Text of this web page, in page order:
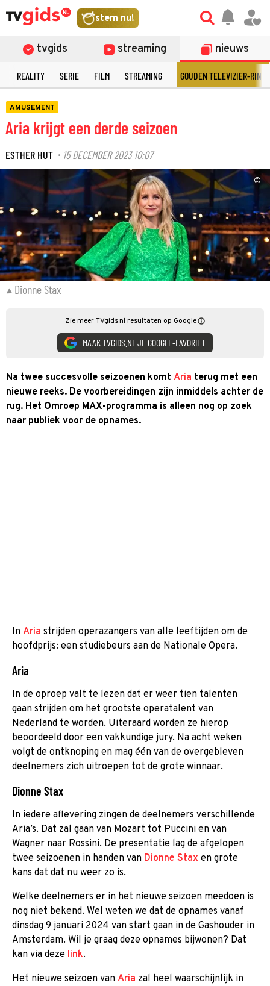
stem nu!
tvgids streaming nieuws
REALITY SERIE FILM STREAMING GOUDEN TELEVIZIER-RING
AMUSEMENT
Aria krijgt een derde seizoen
ESTHER HUT · 15 DECEMBER 2023 10:07
©
Dionne Stax
Zie meer TVgids.nl resultaten op Google
MAAK TVGIDS.NL JE GOOGLE-FAVORIET
Na twee succesvolle seizoenen komt Aria terug met een
nieuwe reeks. De voorbereidingen zijn inmiddels achter de
rug. Het Omroep MAX-programma is alleen nog op zoek
naar publiek voor de opnames.
In Aria strijden operazangers van alle leeftijden om de
hoofdprijs: een studiebeurs aan de Nationale Opera.
Aria
In de oproep valt te lezen dat er weer tien talenten
gaan strijden om het grootste operatalent van
Nederland te worden. Uiteraard worden ze hierop
beoordeeld door een vakkundige jury. Na acht weken
volgt de ontknoping en mag één van de overgebleven
deelnemers zich uitroepen tot de grote winnaar.
Dionne Stax
In iedere aflevering zingen de deelnemers verschillende
Aria’s. Dat zal gaan van Mozart tot Puccini en van
Wagner naar Rossini. De presentatie lag de afgelopen
twee seizoenen in handen van Dionne Stax en grote
kans dat dat nu weer zo is.
Welke deelnemers er in het nieuwe seizoen meedoen is
nog niet bekend. Wel weten we dat de opnames vanaf
dinsdag 9 januari 2024 van start gaan in de Gashouder in
Amsterdam. Wil je graag deze opnames bijwonen? Dat
kan via deze link.
Het nieuwe seizoen van Aria zal heel waarschijnlijk in